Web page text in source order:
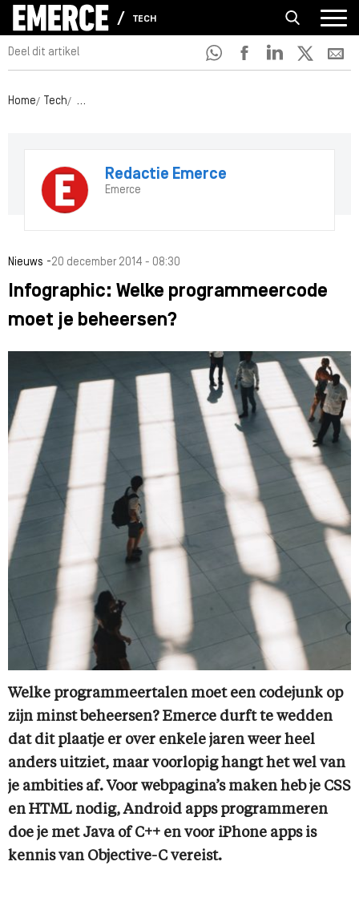
TECH
Deel dit artikel
Home Tech Infographic: Welke programmeercode moet je
Redactie Emerce
Emerce
Nieuws -20 december 2014 - 08:30
Infographic: Welke programmeercode
moet je beheersen?
Welke programmeertalen moet een codejunk op
zijn minst beheersen? Emerce durft te wedden
dat dit plaatje er over enkele jaren weer heel
anders uitziet, maar voorlopig hangt het wel van
je ambities af. Voor webpagina’s maken heb je CSS
en HTML nodig, Android apps programmeren
doe je met Java of C++ en voor iPhone apps is
kennis van Objective-C vereist.